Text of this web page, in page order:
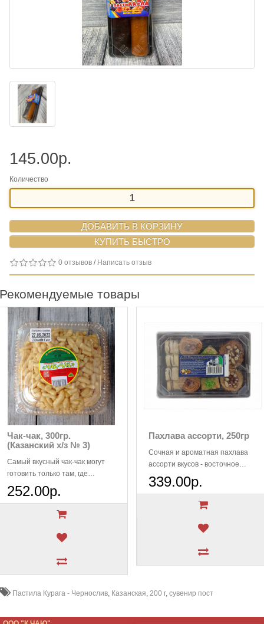
145.00р.
Количество
ДОБАВИТЬ В КОРЗИНУ
0 отзывов / Написать отзыв
Рекомендуемые товары
Чак-чак, 300гр.
(Казанский х/з № 3)
Самый вкусный чак-чак могут
готовить только там, где
хранятся и соблюдаются все
традиции, связанные ..
252.00р.
Пахлава ассорти, 250гр
Сочная и ароматная пахлава
ассорти вкусов - восточное
угощение для вашего
чаепития!..
339.00р.
Пастила Курага - Чернослив Казанская 200 г, сувенир пост